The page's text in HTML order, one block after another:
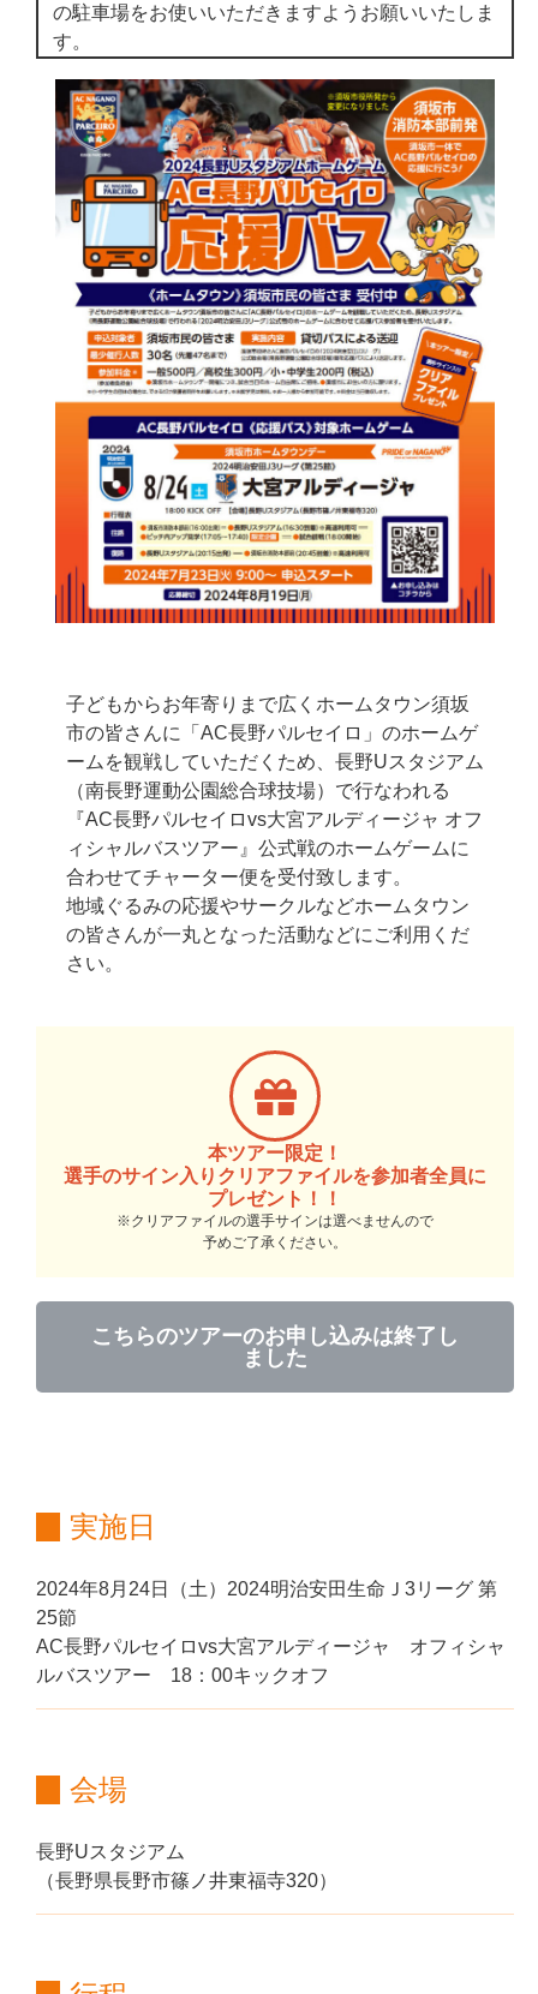
の駐車場をお使いいただきますようお願いいたしま
す。
子どもからお年寄りまで広くホームタウン須坂
市の皆さんに「AC長野パルセイロ」のホームゲ
ームを観戦していただくため、長野Uスタジアム
（南長野運動公園総合球技場）で行なわれる
『AC長野パルセイロvs大宮アルディージャ オフ
ィシャルバスツアー』公式戦のホームゲームに
合わせてチャーター便を受付致します。
地域ぐるみの応援やサークルなどホームタウン
の皆さんが一丸となった活動などにご利用くだ
さい。
本ツアー限定！
選手のサイン入りクリアファイルを参加者全員に
プレゼント！！
※クリアファイルの選手サインは選べませんので
予めご了承ください。
こちらのツアーのお申し込みは終了し
ました
実施日
2024年8月24日（土）2024明治安田生命Ｊ3リーグ 第
25節
AC長野パルセイロvs大宮アルディージャ オフィシャ
ルバスツアー 18：00キックオフ
会場
長野Uスタジアム
（長野県長野市篠ノ井東福寺320）